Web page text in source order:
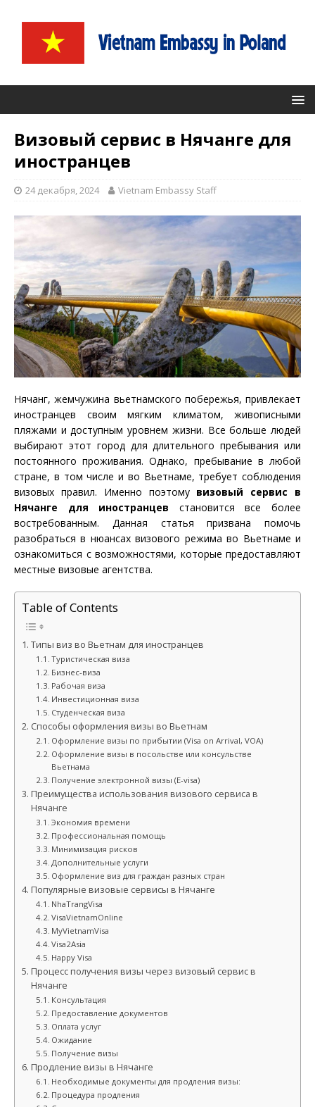
Визовый сервис в Нячанге для
иностранцев
24 декабря, 2024 Vietnam Embassy Staff
Нячанг, жемчужина вьетнамского побережья, привлекает
иностранцев своим мягким климатом, живописными
пляжами и доступным уровнем жизни. Все больше людей
выбирают этот город для длительного пребывания или
постоянного проживания. Однако, пребывание в любой
стране, в том числе и во Вьетнаме, требует соблюдения
визовых правил. Именно поэтому визовый сервис в
Нячанге для иностранцев становится все более
востребованным. Данная статья призвана помочь
разобраться в нюансах визового режима во Вьетнаме и
ознакомиться с возможностями, которые предоставляют
местные визовые агентства.
Table of Contents
Типы виз во Вьетнам для иностранцев
Туристическая виза
Бизнес-виза
Рабочая виза
Инвестиционная виза
Студенческая виза
Способы оформления визы во Вьетнам
Оформление визы по прибытии (Visa on Arrival, VOA)
Оформление визы в посольстве или консульстве
Вьетнама
Получение электронной визы (E-visa)
Преимущества использования визового сервиса в
Нячанге
Экономия времени
Профессиональная помощь
Минимизация рисков
Дополнительные услуги
Оформление виз для граждан разных стран
Популярные визовые сервисы в Нячанге
NhaTrangVisa
VisaVietnamOnline
MyVietnamVisa
Visa2Asia
Happy Visa
Процесс получения визы через визовый сервис в
Нячанге
Консультация
Предоставление документов
Оплата услуг
Ожидание
Получение визы
Продление визы в Нячанге
Необходимые документы для продления визы:
Процедура продления